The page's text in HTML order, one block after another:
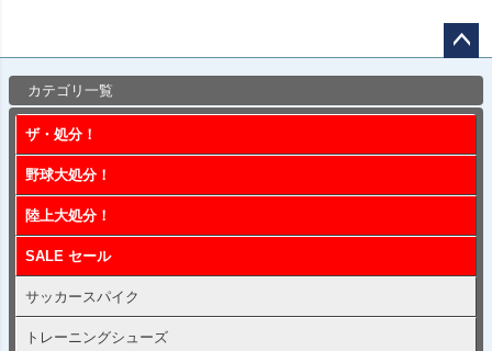
カテゴリ一覧
ザ・処分！
野球大処分！
陸上大処分！
SALE セール
サッカースパイク
トレーニングシューズ
ップ